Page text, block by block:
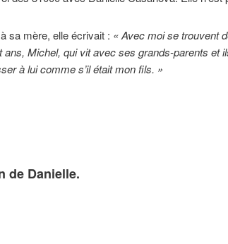
sa mère, elle écrivait : « Avec moi se trouvent
Michel, qui vit avec ses grands-parents et
à lui comme s’il était mon fils. »
de Danielle.